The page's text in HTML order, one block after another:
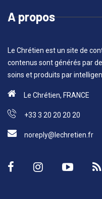
A propos
Le Chrétien est un site de
contenus sont générés par
soins et produits par
Le Chrétien, FRANCE
+33 3 20 20 20 20
noreply@lechretien.fr